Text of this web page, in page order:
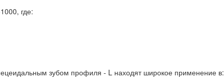
где:
зубом профиля - L находят широкое применение в: